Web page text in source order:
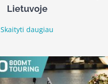
Lietuvoje
Skaityti daugiau